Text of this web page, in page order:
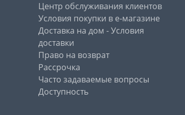
Центр обслуживания клиентов
Условия покупки в е-магазине
Доставка на дом - Условия
доставки
Право на возврат
Рассрочка
Часто задаваемые вопросы
Доступность